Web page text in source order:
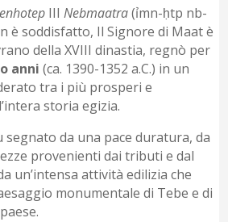
IIINebmaatra(ỉmn-ḥtp nb-
è soddisfatto, Il Signore di Maat è
della XVIII dinastia, regnò per
anni(ca. 1390-1352 a.C.) in un
tra i più prosperi e
storia egizia.
da una pace duratura, da
provenienti dai tributi e dal
un’intensa attività edilizia che
monumentale di Tebe e di